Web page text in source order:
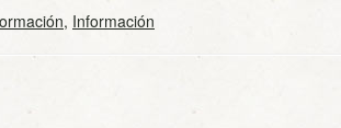
, Información